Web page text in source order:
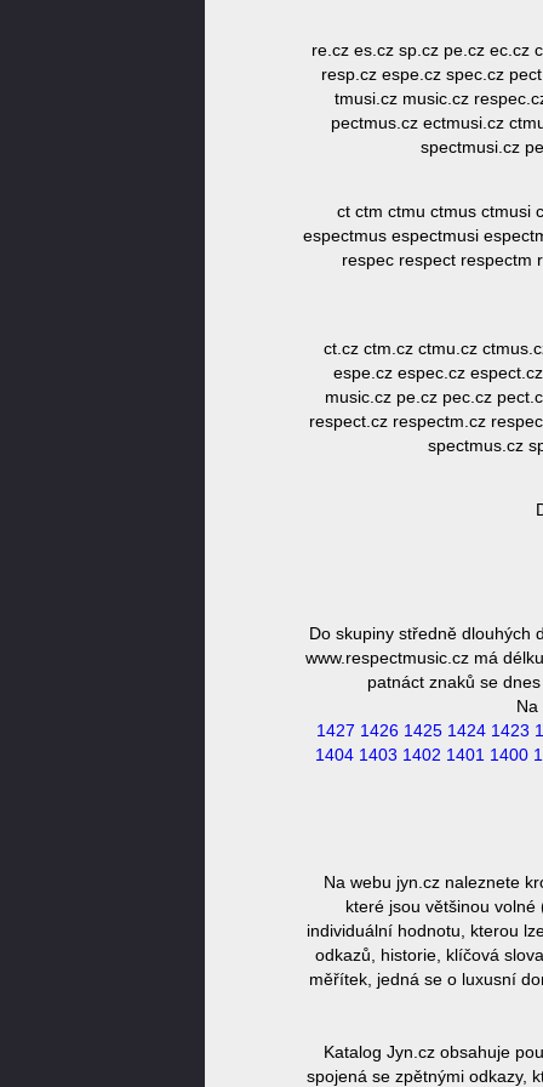
re.cz es.cz sp.cz pe.cz ec.cz
resp.cz espe.cz spec.cz
tmusi.cz music.cz
pectmus.cz ectmusi.cz
spectmusi.cz
ct ctm ctmu ctmus ctmusi
espectmus espectmusi
respec respect respectm
ct.cz ctm.cz ctmu.cz
espe.cz espec.cz
music.cz pe.cz pec.cz
respect.cz respectm.cz
spectmus.cz
Do skupiny středně dlouhých
www.respectmusic.cz má
patnáct znaků se
Na
1427 1426 1425 1424 1423
1404 1403 1402 1401 1400
Na webu jyn.cz naleznete
které jsou většinou
individuální hodnotu, kterou
odkazů, historie, klíčová
měřítek, jedná se o luxusní
Katalog Jyn.cz obsahuje
spojená se zpětnými odkazy,